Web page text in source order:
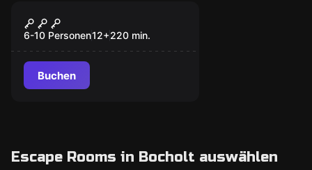
Neu
Seetour
6-10 Personen12+220 min.
Buchen
Escape Rooms in Bocholt auswählen